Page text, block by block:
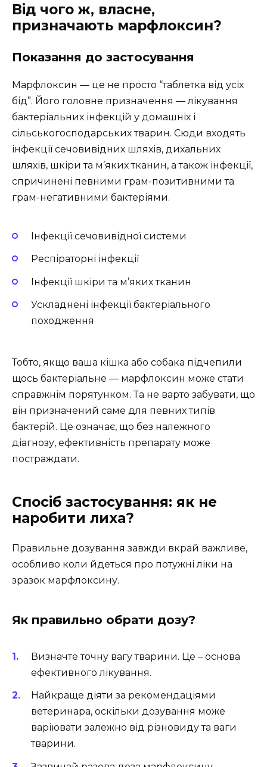
Від чого ж, власне,
призначають марфлоксин?
Показання до застосування
Марфлоксин — це не просто “таблетка від усіх
бід”. Його головне призначення — лікування
бактеріальних інфекцій у домашніх і
сільськогосподарських тварин. Сюди входять
інфекції сечовивідних шляхів, дихальних
шляхів, шкіри та м’яких тканин, а також інфекції,
спричинені певними грам-позитивними та
грам-негативними бактеріями.
Інфекції сечовивідної системи
Респіраторні інфекції
Інфекції шкіри та м’яких тканин
Ускладнені інфекції бактеріального
походження
Тобто, якщо ваша кішка або собака підчепили
щось бактеріальне — марфлоксин може стати
справжнім порятунком. Та не варто забувати, що
він призначений саме для певних типів
бактерій. Це означає, що без належного
діагнозу, ефективність препарату може
постраждати.
Спосіб застосування: як не
наробити лиха?
Правильне дозування завжди вкрай важливе,
особливо коли йдеться про потужні ліки на
зразок марфлоксину.
Як правильно обрати дозу?
Визначте точну вагу тварини. Це – основа
ефективного лікування.
Найкраще діяти за рекомендаціями
ветеринара, оскільки дозування може
варіювати залежно від різновиду та ваги
тварини.